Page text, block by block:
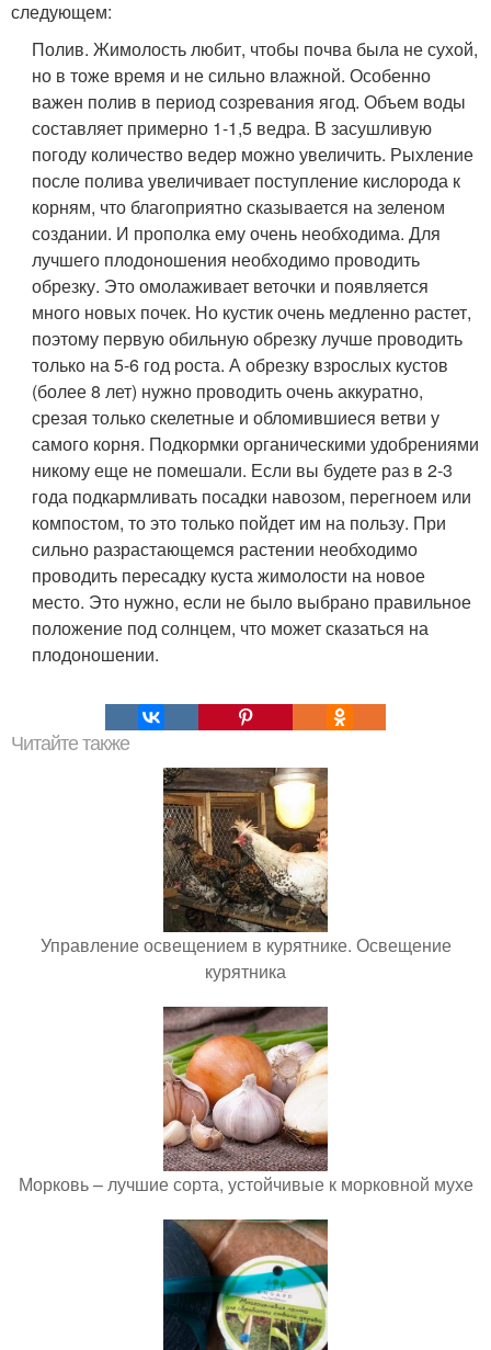
следующем:
Полив. Жимолость любит, чтобы почва была не сухой,
но в тоже время и не сильно влажной. Особенно
важен полив в период созревания ягод. Объем воды
составляет примерно 1-1,5 ведра. В засушливую
погоду количество ведер можно увеличить. Рыхление
после полива увеличивает поступление кислорода к
корням, что благоприятно сказывается на зеленом
создании. И прополка ему очень необходима. Для
лучшего плодоношения необходимо проводить
обрезку. Это омолаживает веточки и появляется
много новых почек. Но кустик очень медленно растет,
поэтому первую обильную обрезку лучше проводить
только на 5-6 год роста. А обрезку взрослых кустов
(более 8 лет) нужно проводить очень аккуратно,
срезая только скелетные и обломившиеся ветви у
самого корня. Подкормки органическими удобрениями
никому еще не помешали. Если вы будете раз в 2-3
года подкармливать посадки навозом, перегноем или
компостом, то это только пойдет им на пользу. При
сильно разрастающемся растении необходимо
проводить пересадку куста жимолости на новое
место. Это нужно, если не было выбрано правильное
положение под солнцем, что может сказаться на
плодоношении.
Читайте также
Управление освещением в курятнике. Освещение
курятника
Морковь – лучшие сорта, устойчивые к морковной мухе